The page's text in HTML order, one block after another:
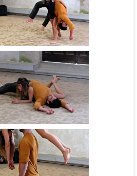
Groupe amateur
Noos
Noos